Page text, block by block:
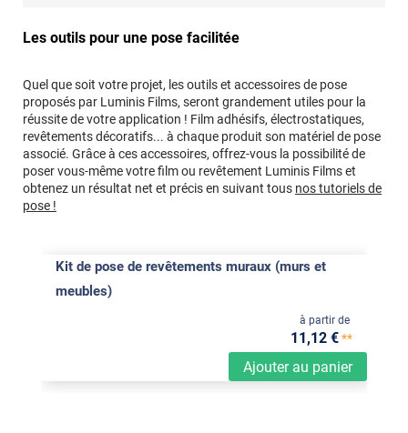
Les outils pour une pose facilitée
Quel que soit votre projet, les outils et accessoires de pose
proposés par Luminis Films, seront grandement utiles pour la
réussite de votre application ! Film adhésifs, électrostatiques,
revêtements décoratifs... à chaque produit son matériel de pose
associé. Grâce à ces accessoires, offrez-vous la possibilité de
poser vous-même votre film ou revêtement Luminis Films et
obtenez un résultat net et précis en suivant tous nos tutoriels de
pose !
Kit de pose de revêtements muraux (murs et
meubles)
Ajouter au panier
à partir de
11,12 €**